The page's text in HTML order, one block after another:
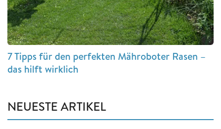
7 Tipps für den perfekten Mähroboter Rasen –
das hilft wirklich
NEUESTE ARTIKEL